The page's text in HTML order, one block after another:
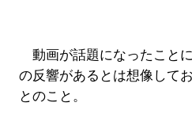
動画が話題になったこと
の反響があるとは想像して
とのこと。